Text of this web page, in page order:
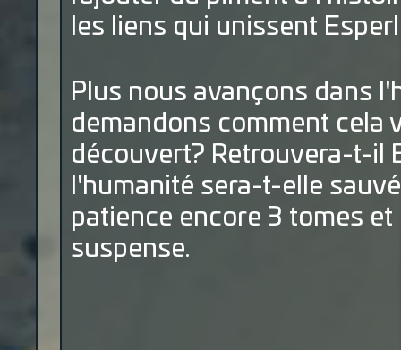
les liens qui unissent
Plus nous avançons dans
demandons comment cela
découvert? Retrouvera-t-il
l'humanité sera-t-elle
patience encore 3 tomes
suspense.